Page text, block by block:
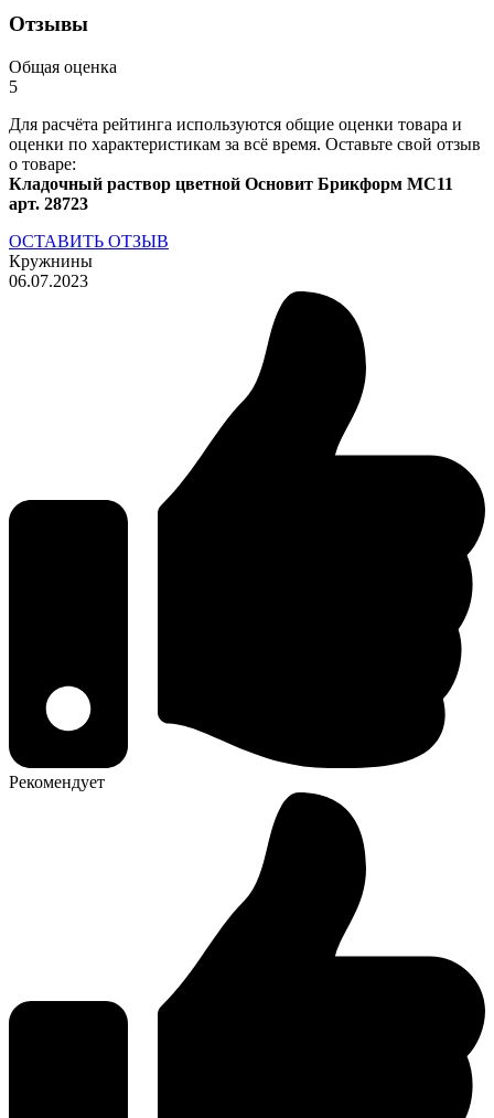
Отзывы
Общая оценка
5
Для расчёта рейтинга используются общие оценки товара и
оценки по характеристикам за всё время. Оставьте свой отзыв
о товаре:
Кладочный раствор цветной Основит Брикформ MC11
арт. 28723
ОСТАВИТЬ ОТЗЫВ
Кружнины
06.07.2023
Рекомендует